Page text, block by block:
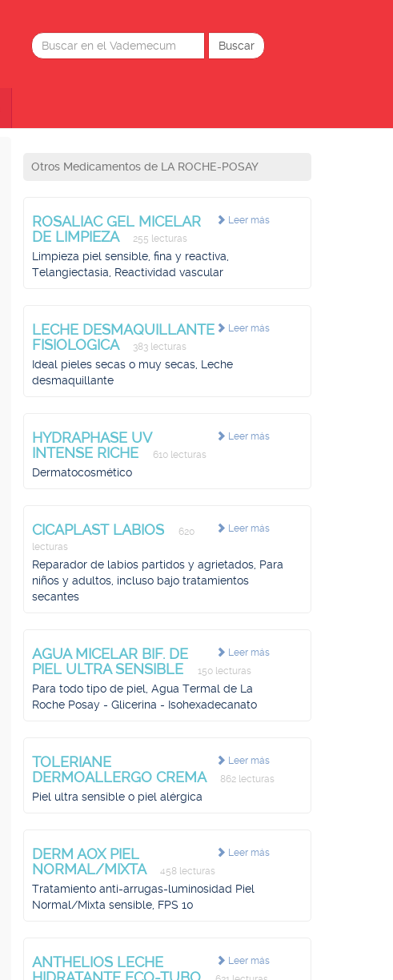
Otros Medicamentos de LA ROCHE-POSAY
Leer más
ROSALIAC GEL MICELAR
DE LIMPIEZA
255 lecturas
Limpieza piel sensible, fina y reactiva,
Telangiectasia, Reactividad vascular
Leer más
LECHE DESMAQUILLANTE
FISIOLOGICA
383 lecturas
Ideal pieles secas o muy secas, Leche
desmaquillante
Leer más
HYDRAPHASE UV
INTENSE RICHE
610 lecturas
Dermatocosmético
Leer más
CICAPLAST LABIOS
620
lecturas
Reparador de labios partidos y agrietados, Para
niños y adultos, incluso bajo tratamientos
secantes
Leer más
AGUA MICELAR BIF. DE
PIEL ULTRA SENSIBLE
150 lecturas
Para todo tipo de piel, Agua Termal de La
Roche Posay - Glicerina - Isohexadecanato
Leer más
TOLERIANE
DERMOALLERGO CREMA
862 lecturas
Piel ultra sensible o piel alérgica
Leer más
DERM AOX PIEL
NORMAL/MIXTA
458 lecturas
Tratamiento anti-arrugas-luminosidad Piel
Normal/Mixta sensible, FPS 10
Leer más
ANTHELIOS LECHE